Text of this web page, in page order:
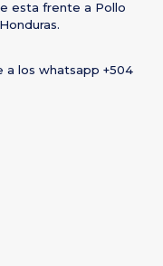
esta frente a Pollo
a los whatsapp +504